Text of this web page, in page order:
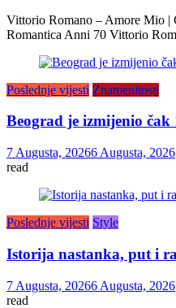
Vittorio Romano – Amore Mio |
Romantica Anni 70 Vittorio
Poslednje vijesti Znamenitosti
Beograd je izmijenio
7 Augusta, 20266 Augusta, 2026
read
Poslednje vijesti Style
Istorija nastanka, put i
7 Augusta, 20266 Augusta, 2026
read